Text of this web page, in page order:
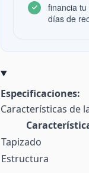
financia
días de
Especificaciones:
Características de
Tapizado
Estructura